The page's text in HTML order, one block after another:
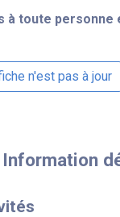
à toute personne
n'est pas à jour
Information